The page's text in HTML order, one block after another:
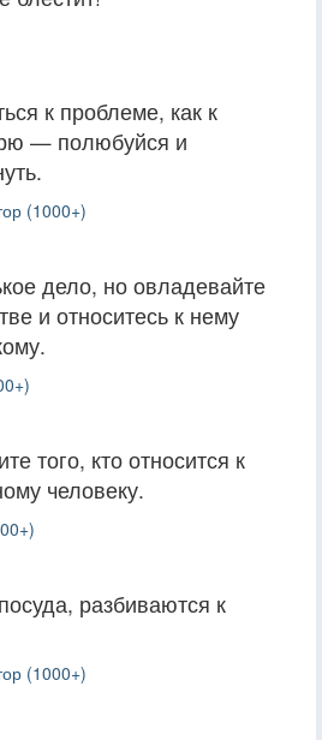
к проблеме, как к
— полюбуйся и
(1000+)
дело, но овладевайте
и относитесь к нему
того, кто относится к
человеку.
разбиваются к
(1000+)